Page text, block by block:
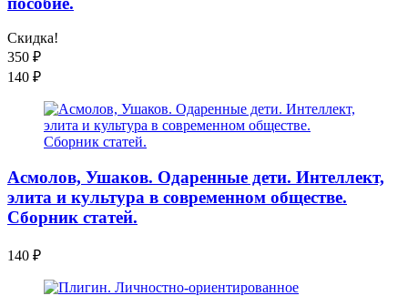
Скидка!
350 ₽
140 ₽
Асмолов, Ушаков. Одаренные дети. Интеллект,
элита и культура в современном обществе.
Сборник статей.
140 ₽